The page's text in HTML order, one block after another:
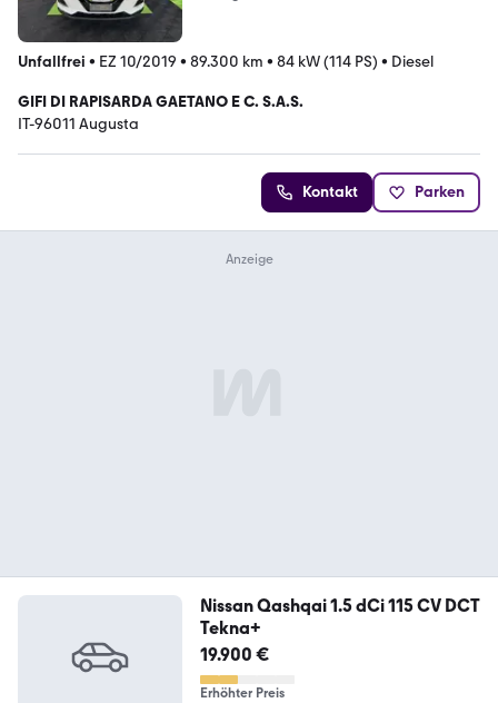
Unfallfrei • EZ 10/2019 • 89.300 km • 84 kW (114 PS) • Diesel
GIFI DI RAPISARDA GAETANO E C. S.A.S.
IT-96011 Augusta
Kontakt Parken
Nissan Qashqai 1.5 dCi 115 CV DCT
Tekna+
19.900 €
Erhöhter Preis